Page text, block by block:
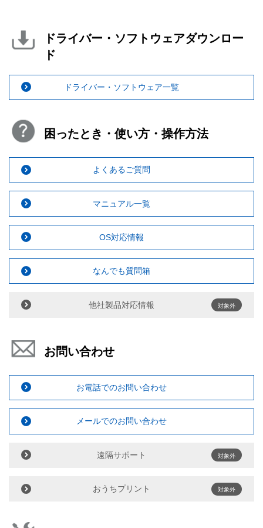
ドライバー・ソフトウェアダウンロー
ド
ドライバー・ソフトウェア一覧
困ったとき・使い方・操作方法
よくあるご質問
マニュアル一覧
OS対応情報
なんでも質問箱
他社製品対応情報 対象外
お問い合わせ
お電話でのお問い合わせ
メールでのお問い合わせ
遠隔サポート 対象外
おうちプリント 対象外